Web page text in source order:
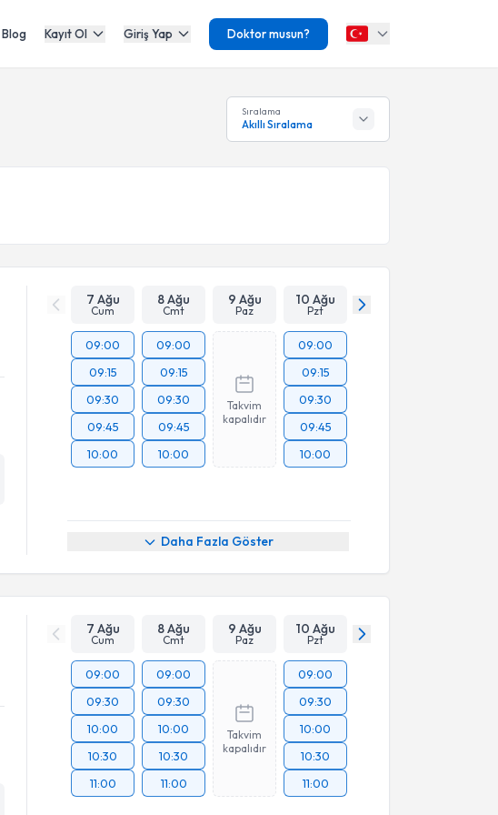
Blog Kayıt Ol Giriş Yap Doktor musun?
Sıralama
Akıllı Sıralama
7 Ağu
Cum
8 Ağu
Cmt
9 Ağu
Paz
10 Ağu
Pzt
09:00
09:15
09:30
09:45
10:00
09:00
09:15
09:30
09:45
10:00
Takvim
kapalıdır
09:00
09:15
09:30
09:45
10:00
Daha Fazla Göster
7 Ağu
Cum
8 Ağu
Cmt
9 Ağu
Paz
10 Ağu
Pzt
09:00
09:30
10:00
10:30
11:00
09:00
09:30
10:00
10:30
11:00
Takvim
kapalıdır
09:00
09:30
10:00
10:30
11:00